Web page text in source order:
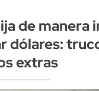
de manera
dólares:
extras